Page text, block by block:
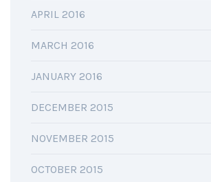
APRIL 2016
MARCH 2016
JANUARY 2016
DECEMBER 2015
NOVEMBER 2015
OCTOBER 2015